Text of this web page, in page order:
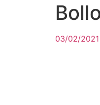
03/02/2021